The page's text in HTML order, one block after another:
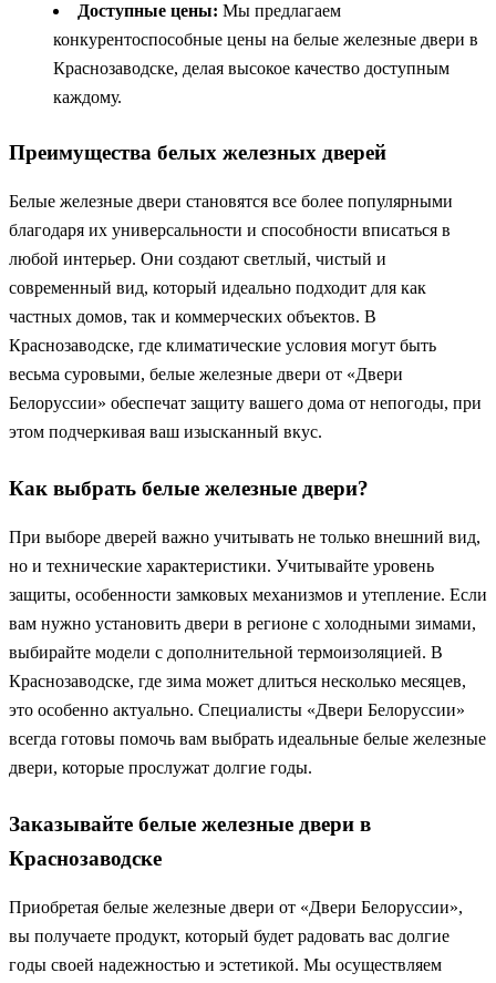
Доступные цены: Мы предлагаем
конкурентоспособные цены на белые железные двери в
Краснозаводске, делая высокое качество доступным
каждому.
Преимущества белых железных дверей
Белые железные двери становятся все более популярными
благодаря их универсальности и способности вписаться в
любой интерьер. Они создают светлый, чистый и
современный вид, который идеально подходит для как
частных домов, так и коммерческих объектов. В
Краснозаводске, где климатические условия могут быть
весьма суровыми, белые железные двери от «Двери
Белоруссии» обеспечат защиту вашего дома от непогоды, при
этом подчеркивая ваш изысканный вкус.
Как выбрать белые железные двери?
При выборе дверей важно учитывать не только внешний вид,
но и технические характеристики. Учитывайте уровень
защиты, особенности замковых механизмов и утепление. Если
вам нужно установить двери в регионе с холодными зимами,
выбирайте модели с дополнительной термоизоляцией. В
Краснозаводске, где зима может длиться несколько месяцев,
это особенно актуально. Специалисты «Двери Белоруссии»
всегда готовы помочь вам выбрать идеальные белые железные
двери, которые прослужат долгие годы.
Заказывайте белые железные двери в
Краснозаводске
Приобретая белые железные двери от «Двери Белоруссии»,
вы получаете продукт, который будет радовать вас долгие
годы своей надежностью и эстетикой. Мы осуществляем